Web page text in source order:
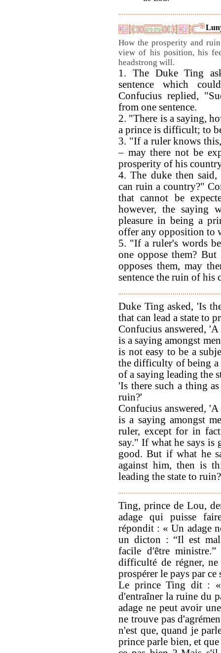
How the prosperity and
view of his position, his
headstrong will.
1. The Duke Ting
sentence which
Confucius replied,
from one sentence.
2. "There is a saying,
a prince is difficult; to
3. "If a ruler knows
– may there not be
prosperity of his
4. The duke then
can ruin a country?"
that cannot be
however, the saying
pleasure in being a
offer any opposition to
5. "If a ruler's words
one oppose them?
opposes them, may
sentence the ruin of his
Duke Ting asked, 'Is
that can lead a state to
Confucius answered,
is a saying amongst
is not easy to be a
the difficulty of being a
of a saying leading the
'Is there such a thing
ruin?'
Confucius answered,
is a saying amongst
ruler, except for in
say." If what he says is
good. But if what he
against him, then is
leading the state to
Ting, prince de Lou,
adage qui puisse
répondit : « Un adage
un dicton : “Il est
facile d'être
difficulté de régner,
prospérer le pays par ce
Le prince Ting dit : «
d'entraîner la ruine du
adage ne peut avoir
ne trouve pas
n'est que, quand je
prince parle bien, et